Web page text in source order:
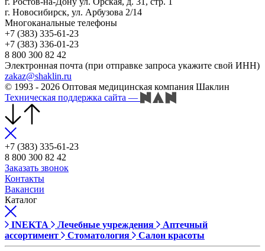
г. Новосибирск, ул. Арбузова 2/14
Многоканальные телефоны
+7 (383) 335-61-23
+7 (383) 336-01-23
8 800 300 82 42
Электронная почта (при отправке запроса укажите свой ИНН)
zakaz@shaklin.ru
© 1993 - 2026 Оптовая медицинская компания Шаклин
Техническая поддержка сайта —
+7 (383) 335-61-23
8 800 300 82 42
Заказать звонок
Контакты
Вакансии
Каталог
INEKTA Лечебные учреждения
Аптечный
ассортимент
Стоматология Салон красоты